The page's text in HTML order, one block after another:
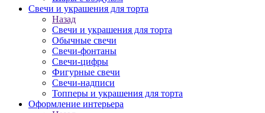
Свечи и украшения для торта
Назад
Свечи и украшения для торта
Обычные свечи
Свечи-фонтаны
Свечи-цифры
Фигурные свечи
Свечи-надписи
Топперы и украшения для торта
Оформление интерьера